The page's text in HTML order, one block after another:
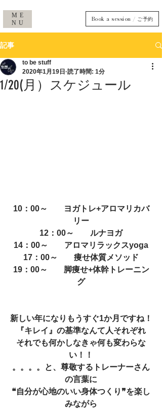
Book a session / ご予約
ME
NU
記事
1/20(月）スケジュール
to be stuff
2020年1月19日 読了時間: 1分
10：00～　　ヨガトレ+アロマリカバ
リー
12：00～　　ルナヨガ
14：00～　　アロマリラックスyoga
17：00～　　痩せ体質メソッド
19：00～　　脚痩せ+体幹トレーニン
グ
新しい年になりもうすぐ1か月ですね！
『キレイ』の基準なんて人それぞれ
それでも何かしなきゃ何も変わらな
い！！
。。。。と、尊敬するトレーナーさん
の言葉に
❝自分が心地のいい身体つくり❞を楽し
みながら